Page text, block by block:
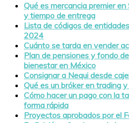
Qué es mercancia premier
y tiempo de entrega
Lista de códigos de
2024
Cuánto se tarda en vender
Plan de pensiones y fondo
bienestar en México
Consignar a Nequi desde
Qué es un bróker en trading
Cómo hacer un pago con la
forma rápida
Proyectos aprobados por el